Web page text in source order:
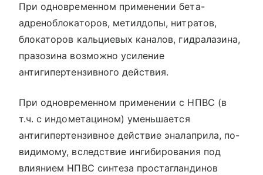
При одновременном применении бета-
адреноблокаторов, метилдопы, нитратов,
блокаторов кальциевых каналов, гидралазина,
празозина возможно усиление
антигипертензивного действия.
При одновременном применении с НПВС (в
т.ч. с индометацином) уменьшается
антигипертензивное действие эналаприла, по-
видимому, вследствие ингибирования под
влиянием НПВС синтеза простагландинов